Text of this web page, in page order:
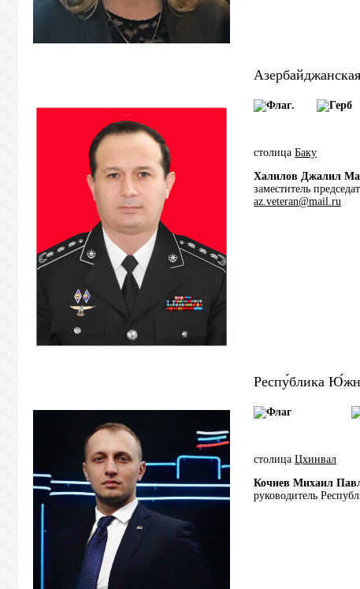
.
столица Баку
Халилов Джалил
заместитель
az.veteran@mail.ru
Респу́блика
столица Цхинвал
Кочиев Михаил
руководитель